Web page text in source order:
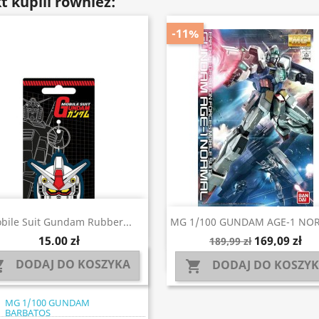
Suit Gundam Rubber...
15,00 zł
DODAJ DO KOSZYKA
MG 1/100 GUNDAM
BARBATOS

MG 1/100 GUNDAM AGE-1
189,99 zł 169,09 zł
 DODAJ DO
-11%
Szybki podgląd